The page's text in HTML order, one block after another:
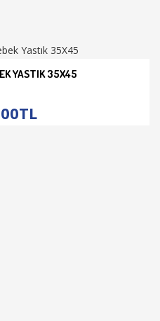
YASTIK 35X45